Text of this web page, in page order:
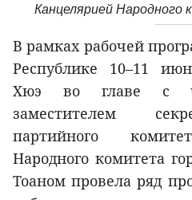
Канцелярией
В рамках рабочей
Республике 10–11
Хюэ во главе с
заместителем
партийного
Народного комитета
Тоаном провела ряд